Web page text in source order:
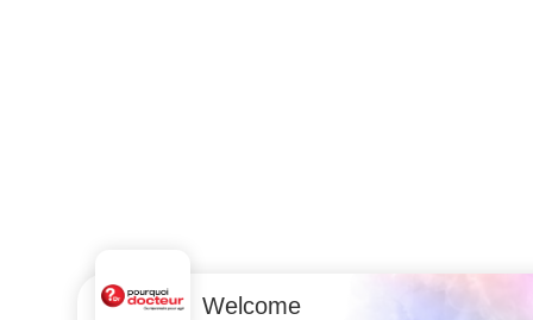
Welcome